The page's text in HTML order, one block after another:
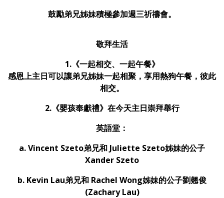
鼓勵弟兄姊妹積極參加週三祈禱會。
敬拜生活
1.《一起相交、一起午餐》
感恩上主日可以讓弟兄姊妹一起相聚，享用熱狗午餐，彼此
相交。
2.《嬰孩奉獻禮》在今天主日崇拜舉行
英語堂：
a. Vincent Szeto弟兄和 Juliette Szeto姊妹的公子
Xander Szeto
b. Kevin Lau弟兄和 Rachel Wong姊妹的公子劉翹俊
(Zachary Lau)